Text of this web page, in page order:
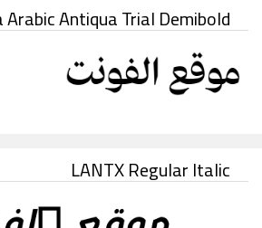
Arabic Antiqua Trial Demibold
LANTX Regular Italic